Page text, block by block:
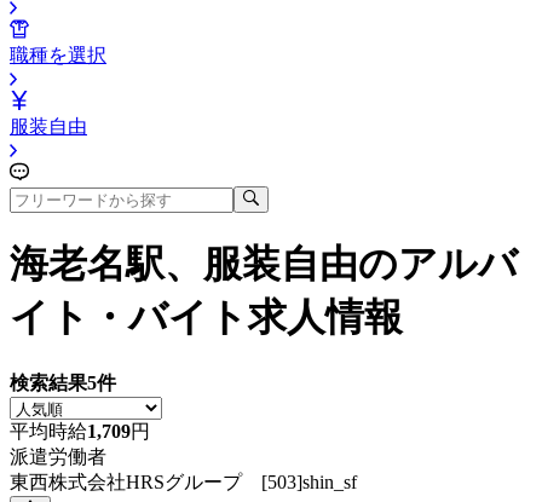
職種を選択
服装自由
海老名駅、服装自由のアルバ
イト・バイト求人情報
検索結果5件
平均時給1,709円
派遣労働者
東西株式会社HRSグループ [503]shin_sf